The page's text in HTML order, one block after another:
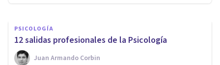
PSICOLOGÍA
​12 salidas profesionales de la Psicología
Juan Armando Corbin